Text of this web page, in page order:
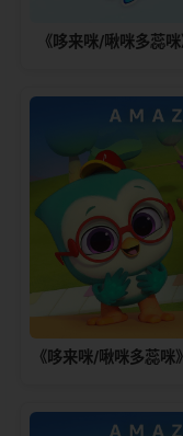
《哆来咪/啾咪多蕊
《哆来咪/啾咪多蕊